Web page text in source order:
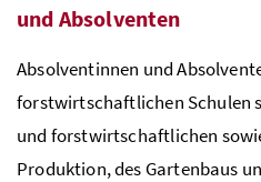
und Absolventen
Absolventinnen und
forstwirtschaftlichen Schulen
und forst­wirtschaftlichen
Produktion, des Garten­baus